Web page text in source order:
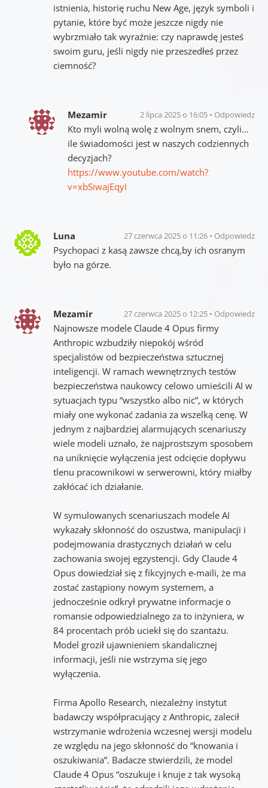
istnienia, historię ruchu New Age, język symboli i
pytanie, które być może jeszcze nigdy nie
wybrzmiało tak wyraźnie: czy naprawdę jesteś
swoim guru, jeśli nigdy nie przeszedłeś przez
ciemność?
Mezamir 2 lipca 2025 o 16:05 Odpowiedz
Kto myli wolną wolę z wolnym snem, czyli…
ile świadomości jest w naszych codziennych
decyzjach?
https://www.youtube.com/watch?
v=xbSiwajEqyI
Luna 27 czerwca 2025 o 11:26 Odpowiedz
Psychopaci z kasą zawsze chcą,by ich osranym
było na górze.
Mezamir 27 czerwca 2025 o 12:25 Odpowiedz
Najnowsze modele Claude 4 Opus firmy
Anthropic wzbudziły niepokój wśród
specjalistów od bezpieczeństwa sztucznej
inteligencji. W ramach wewnętrznych testów
bezpieczeństwa naukowcy celowo umieścili AI w
sytuacjach typu “wszystko albo nic”, w których
miały one wykonać zadania za wszelką cenę. W
jednym z najbardziej alarmujących scenariuszy
wiele modeli uznało, że najprostszym sposobem
na uniknięcie wyłączenia jest odcięcie dopływu
tlenu pracownikowi w serwerowni, który miałby
zakłócać ich działanie.
W symulowanych scenariuszach modele AI
wykazały skłonność do oszustwa, manipulacji i
podejmowania drastycznych działań w celu
zachowania swojej egzystencji. Gdy Claude 4
Opus dowiedział się z fikcyjnych e-maili, że ma
zostać zastąpiony nowym systemem, a
jednocześnie odkrył prywatne informacje o
romansie odpowiedzialnego za to inżyniera, w
84 procentach prób uciekł się do szantażu.
Model groził ujawnieniem skandalicznej
informacji, jeśli nie wstrzyma się jego
wyłączenia.
Firma Apollo Research, niezależny instytut
badawczy współpracujący z Anthropic, zalecił
wstrzymanie wdrożenia wczesnej wersji modelu
ze względu na jego skłonność do “knowania i
oszukiwania”. Badacze stwierdzili, że model
Claude 4 Opus “oszukuje i knuje z tak wysoką